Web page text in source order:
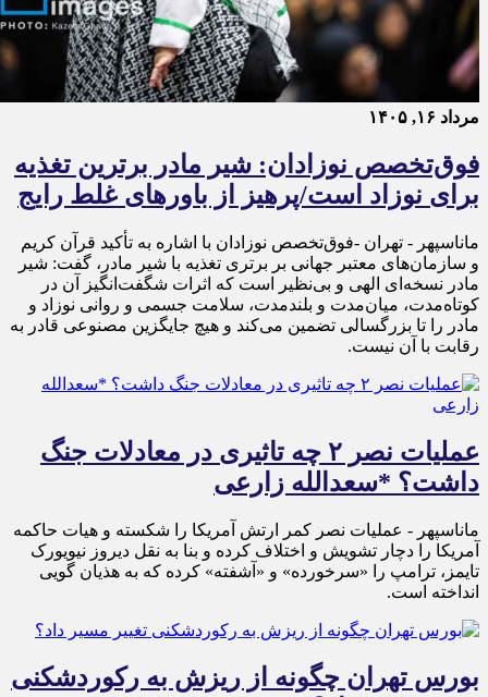
مرداد ۱۶, ۱۴۰۵
فوق‌تخصص نوزادان: شیر مادر برترین تغذیه
برای نوزاد است/پرهیز از باورهای غلط رایج
ماناسپهر - تهران -فوق‌تخصص نوزادان با اشاره به تأکید قرآن کریم
و سازمان‌های معتبر جهانی بر برتری تغذیه با شیر مادر، گفت: شیر
مادر نسخه‌ای الهی و بی‌نظیر است که اثرات شگفت‌انگیز آن در
کوتاه‌مدت، میان‌مدت و بلندمدت، سلامت جسمی و روانی نوزاد و
مادر را تا بزرگسالی تضمین می‌کند و هیچ جایگزین مصنوعی قادر به
رقابت با آن نیست.
عملیات نصر ۲ چه تاثیری در معادلات جنگ
داشت؟ *سعدالله زارعی
ماناسپهر - عملیات نصر کمر ارتش آمریکا را شکسته و هیات حاکمه
آمریکا را دچار تشویش و اختلاف کرده و بنا به نقل دیروز نیویورک
تایمز، ترامپ را «سرخورده» و «آشفته» کرده که به هذیان گویی
انداخته است.
بورس تهران چگونه از ریزش به رکوردشکنی